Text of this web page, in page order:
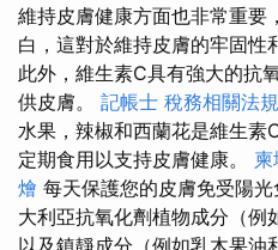
維持皮膚健康方面也非常重要
白，這對於維持皮膚的牢固性
此外，維生素C具有強大的抗
供皮膚。 記帳士 稅務相關法
水果，辣椒和西蘭花是維生素
定期食用以支持皮膚健康。 柬
燴 每天保護您的皮膚免受陽
大利亞抗氧化劑植物成分（例
以及鎮靜成分（例如乳木果油